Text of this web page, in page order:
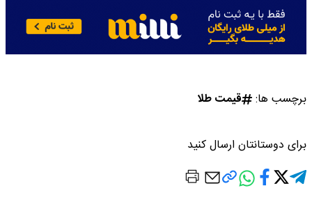
برچسب ها: قیمت طلا
برای دوستانتان ارسال کنید